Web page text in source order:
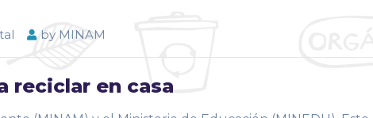
by MINAM
reciclar en casa